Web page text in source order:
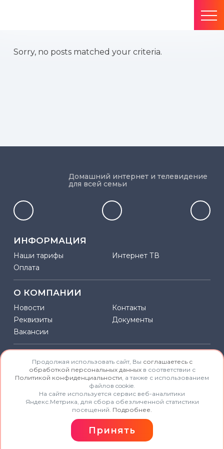
Sorry, no posts matched your criteria.
Домашний интернет и телевидение
для всей семьи
ИНФОРМАЦИЯ
Наши тарифы
Интернет ТВ
Оплата
О КОМПАНИИ
Новости
Контакты
Реквизиты
Документы
Вакансии
Центр обслуживания абонентов:
+7 918 018 55 22
* Стоимость звонков согласно тарифов
admin@krimonline.net
Продолжая использовать сайт, Вы соглашаетесь с
обработкой персональных данныхв соответствии с
Политикой конфиденциальности, а также с использованием
файлов cookie.
На сайте используется сервис веб-аналитики
Яндекс.Метрика, для сбора обезличенной статистики
посещений. Подробнее.
Принять